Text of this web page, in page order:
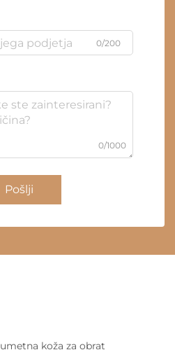
0/200
0/1000
Pošlji
umetna koža za obrat